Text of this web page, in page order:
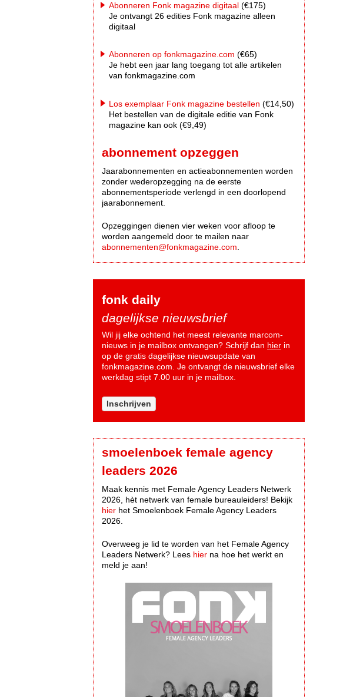
Abonneren Fonk magazine digitaal (€175)
Je ontvangt 26 edities Fonk magazine alleen
digitaal
Abonneren op fonkmagazine.com (€65)
Je hebt een jaar lang toegang tot alle artikelen
van fonkmagazine.com
Los exemplaar Fonk magazine bestellen (€14,50)
Het bestellen van de digitale editie van Fonk
magazine kan ook (€9,49)
abonnement opzeggen
Jaarabonnementen en actieabonnementen worden
zonder wederopzegging na de eerste
abonnementsperiode verlengd in een doorlopend
jaarabonnement.
Opzeggingen dienen vier weken voor afloop te
worden aangemeld door te mailen naar
abonnementen@fonkmagazine.com
fonk daily
dagelijkse nieuwsbrief
Wil jij elke ochtend het meest relevante marcom-
nieuws in je mailbox ontvangen? Schrijf dan hier in
op de gratis dagelijkse nieuwsupdate van
fonkmagazine.com. Je ontvangt de nieuwsbrief elke
werkdag stipt 7.00 uur in je mailbox.
Inschrijven
smoelenboek female agency
leaders 2026
Maak kennis met Female Agency Leaders Netwerk
2026, hèt netwerk van female bureauleiders! Bekijk
hier het Smoelenboek Female Agency Leaders
2026.
Overweeg je lid te worden van het Female Agency
Leaders Netwerk? Lees hier na hoe het werkt en
meld je aan!